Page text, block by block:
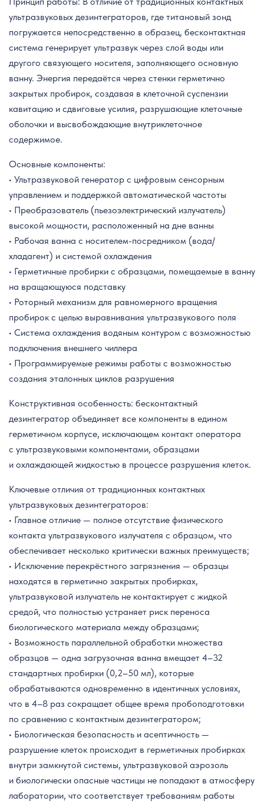
ультразвуковых дезинтеграторов, где титановый зонд
погружается непосредственно в образец, бесконтактная
система генерирует ультразвук через слой воды или
другого связующего носителя, заполняющего основную
ванну. Энергия передаётся через стенки герметично
закрытых пробирок, создавая в клеточной суспензии
кавитацию и сдвиговые усилия, разрушающие клеточные
оболочки и высвобождающие внутриклеточное
содержимое.
Основные компоненты:
• Ультразвуковой генератор с цифровым сенсорным
управлением и поддержкой автоматической частоты
• Преобразователь (пьезоэлектрический излучатель)
высокой мощности, расположенный на дне ванны
• Рабочая ванна с носителем-посредником (вода/
хладагент) и системой охлаждения
• Герметичные пробирки с образцами, помещаемые в ванну
на вращающуюся подставку
• Роторный механизм для равномерного вращения
пробирок с целью выравнивания ультразвукового поля
• Система охлаждения водяным контуром с возможностью
подключения внешнего чиллера
• Программируемые режимы работы с возможностью
создания эталонных циклов разрушения
Конструктивная особенность: бесконтактный
дезинтегратор объединяет все компоненты в едином
герметичном корпусе, исключающем контакт оператора
с ультразвуковыми компонентами, образцами
и охлаждающей жидкостью в процессе разрушения клеток.
Ключевые отличия от традиционных контактных
ультразвуковых дезинтеграторов:
• Главное отличие — полное отсутствие физического
контакта ультразвукового излучателя с образцом, что
обеспечивает несколько критически важных преимуществ;
• Исключение перекрёстного загрязнения — образцы
находятся в герметично закрытых пробирках,
ультразвуковой излучатель не контактирует с жидкой
средой, что полностью устраняет риск переноса
биологического материала между образцами;
• Возможность параллельной обработки множества
образцов — одна загрузочная ванна вмещает 4–32
стандартных пробирки (0,2–50 мл), которые
обрабатываются одновременно в идентичных условиях,
что в 4–8 раз сокращает общее время пробоподготовки
по сравнению с контактным дезинтегратором;
• Биологическая безопасность и асептичность —
разрушение клеток происходит в герметичных пробирках
внутри замкнутой системы, ультразвуковой аэрозоль
и биологически опасные частицы не попадают в атмосферу
лаборатории, что соответствует требованиям работы